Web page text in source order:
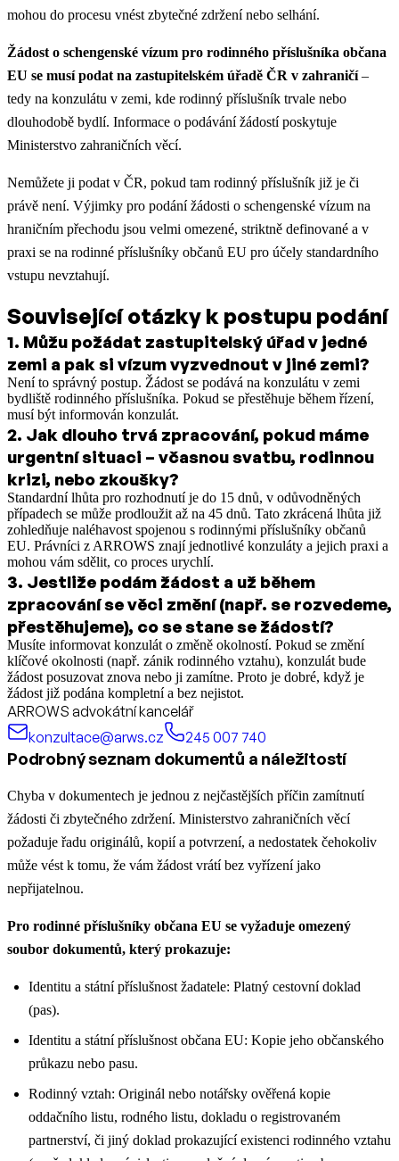
mohou do procesu vnést zbytečné zdržení nebo selhání.
Žádost o schengenské vízum pro rodinného příslušníka občana
EU se musí podat na zastupitelském úřadě ČR v zahraničí–
tedy na konzulátu v zemi, kde rodinný příslušník trvale nebo
dlouhodobě bydlí. Informace o podávání žádostí poskytuje
Ministerstvo zahraničních věcí.
Nemůžete ji podat v ČR, pokud tam rodinný příslušník již je či
právě není. Výjimky pro podání žádosti o schengenské vízum na
hraničním přechodu jsou velmi omezené, striktně definované a v
praxi se na rodinné příslušníky občanů EU pro účely standardního
vstupu nevztahují.
Související otázky k postupu podání
1. Můžu požádat zastupitelský úřad v jedné
zemi a pak si vízum vyzvednout v jiné zemi?
Není to správný postup. Žádost se podává na konzulátu v zemi
bydliště rodinného příslušníka. Pokud se přestěhuje během řízení,
musí být informován konzulát.
2. Jak dlouho trvá zpracování, pokud máme
urgentní situaci – včasnou svatbu, rodinnou
krizi, nebo zkoušky?
Standardní lhůta pro rozhodnutí je do 15 dnů, v odůvodněných
případech se může prodloužit až na 45 dnů. Tato zkrácená lhůta již
zohledňuje naléhavost spojenou s rodinnými příslušníky občanů
EU. Právníci z ARROWS znají jednotlivé konzuláty a jejich praxi a
mohou vám sdělit, co proces urychlí.
3. Jestliže podám žádost a už během
zpracování se věci změní (např. se rozvedeme,
přestěhujeme), co se stane se žádostí?
Musíte informovat konzulát o změně okolností. Pokud se změní
klíčové okolnosti (např. zánik rodinného vztahu), konzulát bude
žádost posuzovat znova nebo ji zamítne. Proto je dobré, když je
žádost již podána kompletní a bez nejistot.
ARROWS advokátní kancelář
konzultace@arws.cz
245 007 740
Podrobný seznam dokumentů a náležitostí
Chyba v dokumentech je jednou z nejčastějších příčin zamítnutí
žádosti či zbytečného zdržení. Ministerstvo zahraničních věcí
požaduje řadu originálů, kopií a potvrzení, a nedostatek čehokoliv
může vést k tomu, že vám žádost vrátí bez vyřízení jako
nepřijatelnou.
Pro rodinné příslušníky občana EU se vyžaduje omezený
soubor dokumentů, který prokazuje:
Identitu a státní příslušnost žadatele: Platný cestovní doklad
(pas).
Identitu a státní příslušnost občana EU: Kopie jeho občanského
průkazu nebo pasu.
Rodinný vztah: Originál nebo notářsky ověřená kopie
oddačního listu, rodného listu, dokladu o registrovaném
partnerství, či jiný doklad prokazující existenci rodinného vztahu